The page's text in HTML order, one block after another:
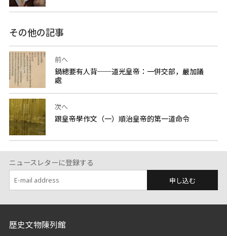
その他の記事
前へ
鍋總要有人背──道光皇帝：一併交部，嚴加議
處
次へ
跟皇帝學作文（一）順治皇帝的第一道命令
ニュースレターに登録する
申し込む
:::
歷史文物陳列館